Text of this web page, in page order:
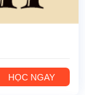
HỌC NGAY